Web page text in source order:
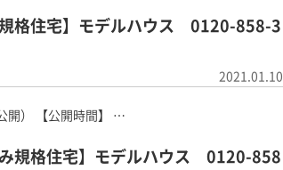
格住宅】モデルハウス 0120-858-3
2021.01.10
開） 【公開時間】 …
規格住宅】モデルハウス 0120-858